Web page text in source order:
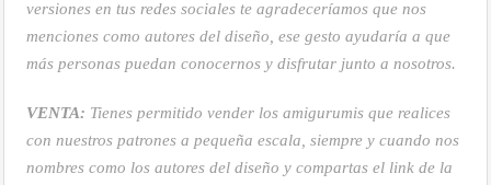
versiones en tus redes sociales te agradeceríamos que nos
menciones como autores del diseño, ese gesto ayudaría a que
más personas puedan conocernos y disfrutar junto a nosotros.
VENTA: Tienes permitido vender los amigurumis que realices
con nuestros patrones a pequeña escala, siempre y cuando nos
nombres como los autores del diseño y compartas el link de la